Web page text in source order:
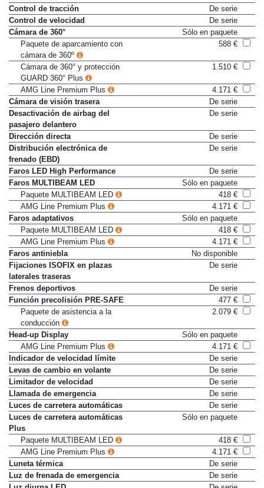
neumáticos
Control de tracción
De serie
Control de velocidad
De serie
Cámara de 360°
Sólo en paquete
Paquete de aparcamiento con
cámara de 360º
Cámara de 360° y protección
GUARD 360° Plus
AMG Line Premium Plus
4.171 €
Cámara de visión trasera
De serie
Desactivación de airbag del
pasajero delantero
Dirección directa
De serie
Distribución electrónica de
frenado (EBD)
Faros LED High Performance
De serie
Faros MULTIBEAM LED
Sólo en paquete
Paquete MULTIBEAM LED
418 €
AMG Line Premium Plus
4.171 €
Faros adaptativos
Sólo en paquete
Paquete MULTIBEAM LED
418 €
AMG Line Premium Plus
4.171 €
Faros antiniebla
No disponible
Fijaciones ISOFIX en plazas
laterales traseras
Frenos deportivos
De serie
Función precolisión PRE-SAFE
477 €
Paquete de asistencia a la
conducción
Head-up Display
Sólo en paquete
AMG Line Premium Plus
4.171 €
Indicador de velocidad límite
De serie
Levas de cambio en volante
De serie
Limitador de velocidad
De serie
Llamada de emergencia
De serie
Luces de carretera automáticas
De serie
Luces de carretera automáticas
Plus
Paquete MULTIBEAM LED
418 €
AMG Line Premium Plus
4.171 €
Luneta térmica
De serie
Luz de frenada de emergencia
De serie